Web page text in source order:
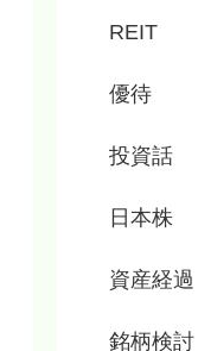
REIT
優待
投資話
日本株
資産経過
銘柄検討